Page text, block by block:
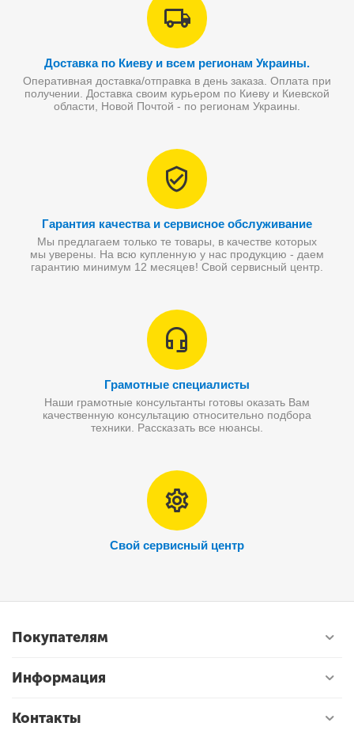
Доставка по Киеву и всем регионам Украины.
Оперативная доставка/отправка в день заказа. Оплата при
получении. Доставка своим курьером по Киеву и Киевской
области, Новой Почтой - по регионам Украины.
Гарантия качества и сервисное обслуживание
Мы предлагаем только те товары, в качестве которых
мы уверены. На всю купленную у нас продукцию - даем
гарантию минимум 12 месяцев! Свой сервисный центр.
Грамотные специалисты
Наши грамотные консультанты готовы оказать Вам
качественную консультацию относительно подбора
техники. Рассказать все нюансы.
Свой сервисный центр
Покупателям
Информация
Контакты